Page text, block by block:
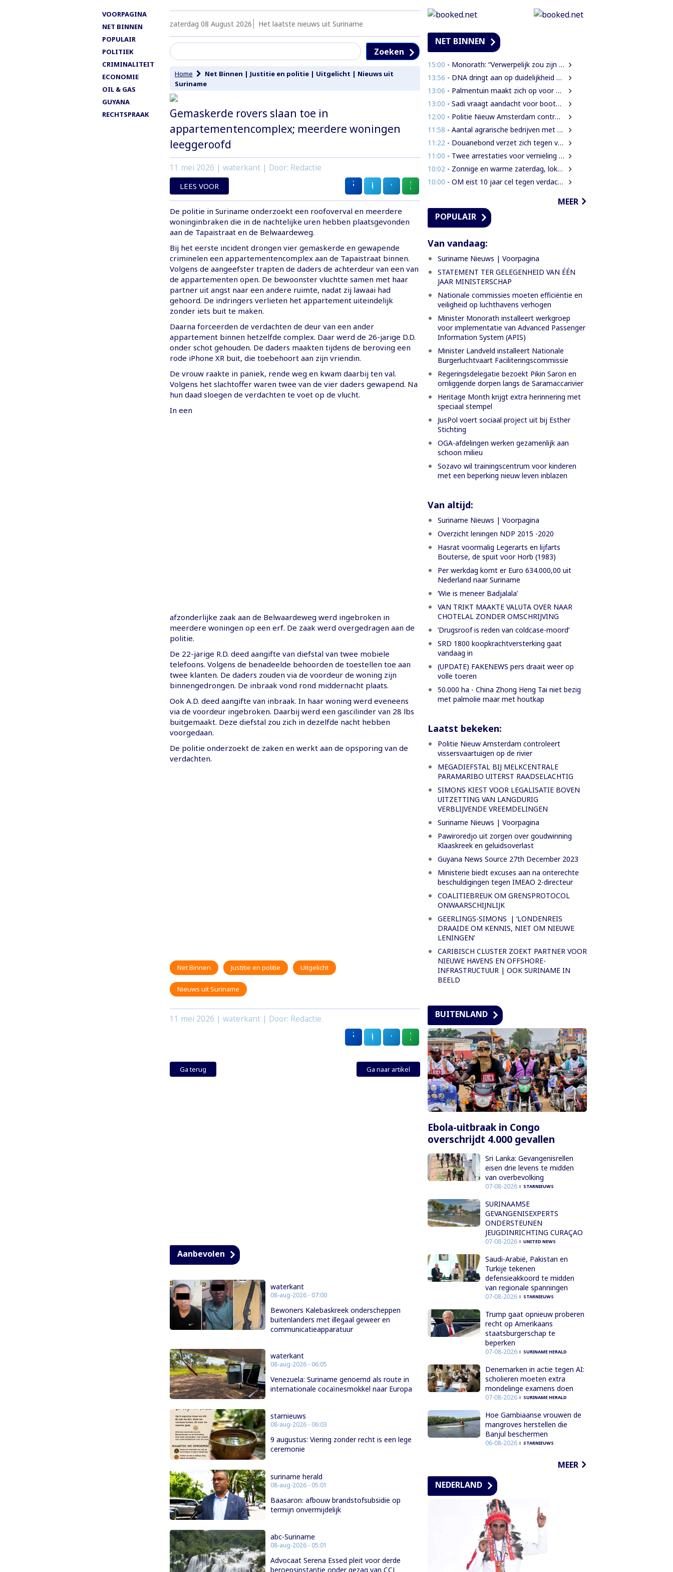
VOORPAGINA
NET BINNEN
POPULAIR
POLITIEK
CRIMINALITEIT
ECONOMIE
OIL & GAS
GUYANA
RECHTSPRAAK
zaterdag 08 August 2026 Het laatste nieuws uit Suriname
Zoeken
Home Net Binnen | Justitie en politie| Uitgelicht | Nieuws uit
Suriname
Gemaskerde rovers slaan toe in
appartementencomplex; meerdere woningen
leeggeroofd
11 mei 2026 | waterkant | Door: Redactie
LEES VOOR
De politie in Suriname onderzoekt een roofoverval en meerdere
woninginbraken die in de nachtelijke uren hebben plaatsgevonden
aan de Tapaistraat en de Belwaardeweg.
Bij het eerste incident drongen vier gemaskerde en gewapende
criminelen een appartementencomplex aan de Tapaistraat binnen.
Volgens de aangeefster trapten de daders de achterdeur van een van
de appartementen open. De bewoonster vluchtte samen met haar
partner uit angst naar een andere ruimte, nadat zij lawaai had
gehoord. De indringers verlieten het appartement uiteindelijk
zonder iets buit te maken.
Daarna forceerden de verdachten de deur van een ander
appartement binnen hetzelfde complex. Daar werd de 26-jarige D.D.
onder schot gehouden. De daders maakten tijdens de beroving een
rode iPhone XR buit, die toebehoort aan zijn vriendin.
De vrouw raakte in paniek, rende weg en kwam daarbij ten val.
Volgens het slachtoffer waren twee van de vier daders gewapend. Na
hun daad sloegen de verdachten te voet op de vlucht.
In een
afzonderlijke zaak aan de Belwaardeweg werd ingebroken in
meerdere woningen op een erf. De zaak werd overgedragen aan de
politie.
De 22-jarige R.D. deed aangifte van diefstal van twee mobiele
telefoons. Volgens de benadeelde behoorden de toestellen toe aan
twee klanten. De daders zouden via de voordeur de woning zijn
binnengedrongen. De inbraak vond rond middernacht plaats.
Ook A.D. deed aangifte van inbraak. In haar woning werd eveneens
via de voordeur ingebroken. Daarbij werd een gascilinder van 28 lbs
buitgemaakt. Deze diefstal zou zich in dezelfde nacht hebben
voorgedaan.
De politie onderzoekt de zaken en werkt aan de opsporing van de
verdachten.
Net Binnen Justitie en politie Uitgelicht
Nieuws uit Suriname
11 mei 2026 | waterkant | Door: Redactie
Ga terug Ga naar artikel
Aanbevolen
waterkant
08-aug-2026 - 07:00
Bewoners Kalebaskreek onderscheppen
buitenlanders met illegaal geweer en
communicatieapparatuur
waterkant
08-aug-2026 - 06:05
Venezuela: Suriname genoemd als route in
internationale cocaïnesmokkel naar Europa
starnieuws
08-aug-2026 - 06:03
9 augustus: Viering zonder recht is een lege
ceremonie
suriname herald
08-aug-2026 - 05:01
Baasaron: afbouw brandstofsubsidie op
termijn onvermijdelijk
abc-Suriname
08-aug-2026 - 05:01
Advocaat Serena Essed pleit voor derde
beroepsinstantie onder gezag van CCJ
NET BINNEN
15:00 - Monorath: “Verwerpelijk zou zijn wanneer we de dingen zouden bedekken met de mantel der liefde”
13:56 - DNA dringt aan op duidelijkheid over oorzaak massale vissterfte
13:06 - Palmentuin maakt zich op voor kleurrijke viering Dag der Inheemsen
13:00 - Sadi vraagt aandacht voor boothouders en overbelasting Wijdenboschbrug
12:00 - Politie Nieuw Amsterdam controleert vissersvaartuigen op de rivier
11:58 - Aantal agrarische bedrijven met 41 procent gegroeid
11:22 - Douanebond verzet zich tegen verlies ambtenarenstatus bij wijziging Wet Belastingdienst
11:00 - Twee arrestaties voor vernieling glasvezelkabels Telesur; maskers en kabelknipper gevonden
10:02 - Zonnige en warme zaterdag, lokaal kans op een bui
10:00 - OM eist 10 jaar cel tegen verdachte voor verkrachting, vrijheidsberoving en mishandeling
MEER
POPULAIR
Van vandaag:
Suriname Nieuws | Voorpagina
STATEMENT TER GELEGENHEID VAN ÉÉN
JAAR MINISTERSCHAP
Nationale commissies moeten efficiëntie en
veiligheid op luchthavens verhogen
Minister Monorath installeert werkgroep
voor implementatie van Advanced Passenger
Information System (APIS)
Minister Landveld installeert Nationale
Burgerluchtvaart Faciliteringscommissie
Regeringsdelegatie bezoekt Pikin Saron en
omliggende dorpen langs de Saramaccarivier
Heritage Month krijgt extra herinnering met
speciaal stempel
JusPol voert sociaal project uit bij Esther
Stichting
OGA-afdelingen werken gezamenlijk aan
schoon milieu
Sozavo wil trainingscentrum voor kinderen
met een beperking nieuw leven inblazen
Van altijd:
Suriname Nieuws | Voorpagina
Overzicht leningen NDP 2015 -2020
Hasrat voormalig Legerarts en lijfarts
Bouterse, de spuit voor Horb (1983)
Per werkdag komt er Euro 634.000,00 uit
Nederland naar Suriname
‘Wie is meneer Badjalala’
VAN TRIKT MAAKTE VALUTA OVER NAAR
CHOTELAL ZONDER OMSCHRIJVING
’Drugsroof is reden van coldcase-moord’
SRD 1800 koopkrachtversterking gaat
vandaag in
(UPDATE) FAKENEWS pers draait weer op
volle toeren
50.000 ha - China Zhong Heng Tai niet bezig
met palmolie maar met houtkap
Laatst bekeken:
Politie Nieuw Amsterdam controleert
vissersvaartuigen op de rivier
MEGADIEFSTAL BIJ MELKCENTRALE
PARAMARIBO UITERST RAADSELACHTIG
SIMONS KIEST VOOR LEGALISATIE BOVEN
UITZETTING VAN LANGDURIG
VERBLIJVENDE VREEMDELINGEN
Suriname Nieuws | Voorpagina
Pawiroredjo uit zorgen over goudwinning
Klaaskreek en geluidsoverlast
Guyana News Source 27th December 2023
Ministerie biedt excuses aan na onterechte
beschuldigingen tegen IMEAO 2-directeur
COALITIEBREUK OM GRENSPROTOCOL
ONWAARSCHIJNLIJK
GEERLINGS-SIMONS | ‘LONDENREIS
DRAAIDE OM KENNIS, NIET OM NIEUWE
LENINGEN’
CARIBISCH CLUSTER ZOEKT PARTNER VOOR
NIEUWE HAVENS EN OFFSHORE-
INFRASTRUCTUUR | OOK SURINAME IN
BEELD
BUITENLAND
Ebola-uitbraak in Congo
overschrijdt 4.000 gevallen
Sri Lanka: Gevangenisrellen
eisen drie levens te midden
van overbevolking
07-08-2026 STARNIEUWS
SURINAAMSE
GEVANGENISEXPERTS
ONDERSTEUNEN
JEUGDINRICHTING CURAÇAO
07-08-2026 UNITED NEWS
Saudi-Arabië, Pakistan en
Turkije tekenen
defensieakkoord te midden
van regionale spanningen
07-08-2026 STARNIEUWS
Trump gaat opnieuw proberen
recht op Amerikaans
staatsburgerschap te
beperken
07-08-2026 SURINAME HERALD
Denemarken in actie tegen AI:
scholieren moeten extra
mondelinge examens doen
07-08-2026 SURINAME HERALD
Hoe Gambiaanse vrouwen de
mangroves herstellen die
Banjul beschermen
06-08-2026 STARNIEUWS
MEER
NEDERLAND